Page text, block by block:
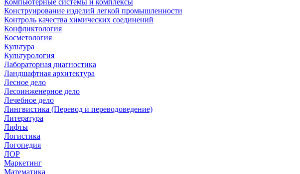
Конструирование изделий легкой промышленности
Контроль качества химических соединений
Конфликтология
Косметология
Культура
Культурология
Лабораторная диагностика
Ландшафтная архитектура
Лесное дело
Лесоинженерное дело
Лечебное дело
Лингвистика (Перевод и переводоведение)
Литература
Лифты
Логистика
Логопедия
ЛОР
Маркетинг
Математика